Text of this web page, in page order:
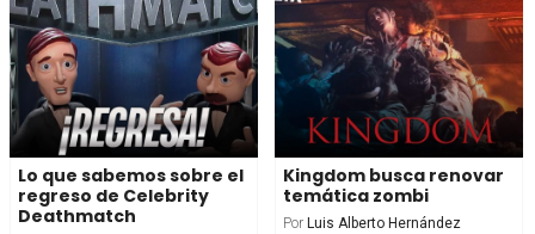
Lo que sabemos sobre el
regreso de Celebrity
Deathmatch
Kingdom busca renovar
temática zombi
Por Luis Alberto Hernández